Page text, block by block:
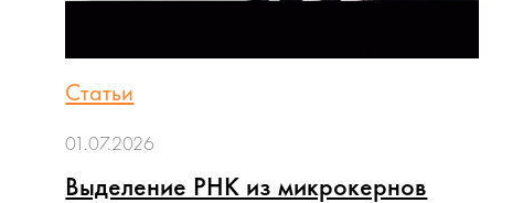
Статьи
01.07.2026
Выделение РНК из микрокернов